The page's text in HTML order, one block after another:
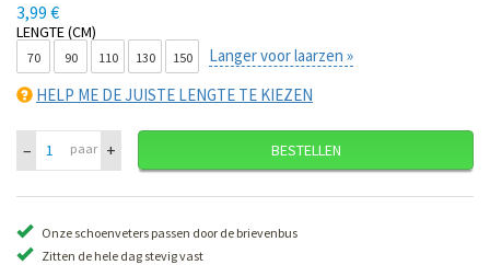
3,99 €
LENGTE (CM)
70 90 110 130 150
Langer voor laarzen »
HELP ME DE JUISTE LENGTE TE KIEZEN
– paar + BESTELLEN
Onze schoenveters passen door de brievenbus
Zitten de hele dag stevig vast